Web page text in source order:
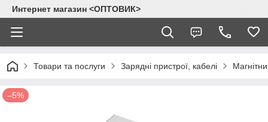
Интернет магазин <ОПТОВИК>
Товари та послуги Зарядні пристрої, кабелі
–5%